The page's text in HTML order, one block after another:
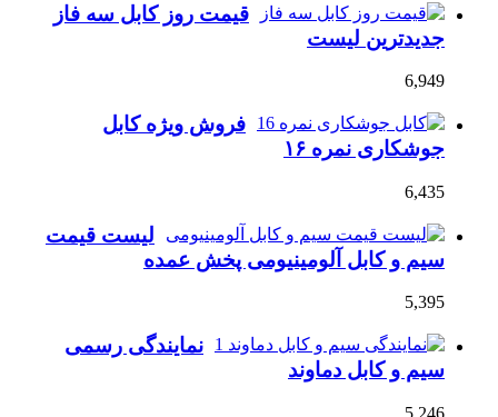
قیمت روز کابل سه فاز
جدیدترین لیست
6,949
فروش ویژه کابل
جوشکاری نمره ۱۶
6,435
لیست قیمت
سیم و کابل آلومینیومی پخش عمده
5,395
نمایندگی رسمی
سیم و کابل دماوند
5,246